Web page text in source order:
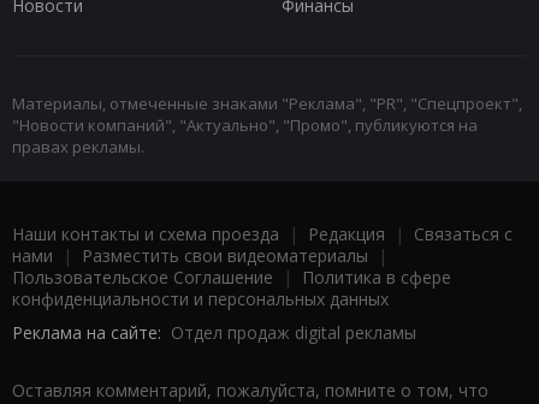
Новости
Финансы
Материалы, отмеченные знаками "Реклама", "PR", "Спецпроект",
"Новости компаний", "Актуально", "Промо", публикуются на
правах рекламы.
Наши контакты и схема проезда | Редакция | Связаться с
нами | Разместить свои видеоматериалы |
Пользовательское Соглашение |
Политика в сфере
конфиденциальности и персональных данных
Реклама на сайте: Отдел продаж digital рекламы
Оставляя комментарий, пожалуйста, помните о том, что